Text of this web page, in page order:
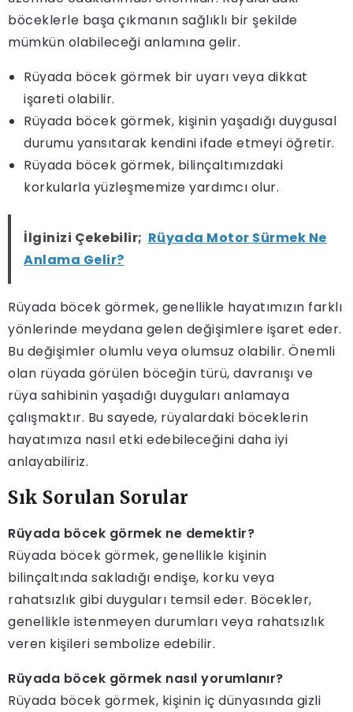
böceklerle başa çıkmanın sağlıklı bir şekilde
mümkün olabileceği anlamına gelir.
Rüyada böcek görmek bir uyarı veya dikkat
işareti olabilir.
Rüyada böcek görmek, kişinin yaşadığı duygusal
durumu yansıtarak kendini ifade etmeyi öğretir.
Rüyada böcek görmek, bilinçaltımızdaki
korkularla yüzleşmemize yardımcı olur.
İlginizi Çekebilir; Rüyada Motor Sürmek Ne
Anlama Gelir?
Rüyada böcek görmek, genellikle hayatımızın farklı
yönlerinde meydana gelen değişimlere işaret eder.
Bu değişimler olumlu veya olumsuz olabilir. Önemli
olan rüyada görülen böceğin türü, davranışı ve
rüya sahibinin yaşadığı duyguları anlamaya
çalışmaktır. Bu sayede, rüyalardaki böceklerin
hayatımıza nasıl etki edebileceğini daha iyi
anlayabiliriz.
Sık Sorulan Sorular
Rüyada böcek görmek ne demektir?
Rüyada böcek görmek, genellikle kişinin
bilinçaltında sakladığı endişe, korku veya
rahatsızlık gibi duyguları temsil eder. Böcekler,
genellikle istenmeyen durumları veya rahatsızlık
veren kişileri sembolize edebilir.
Rüyada böcek görmek nasıl yorumlanır?
Rüyada böcek görmek, kişinin iç dünyasında gizli